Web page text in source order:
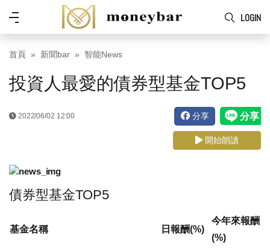
Skip to main content
LOGIN
功
能
表
首頁 新聞bar 智能News
投資人最愛的債券型基金TOP5
2022/06/02 12:00 分享
開始朗讀
債券型基金TOP5
基金名稱 日報酬(%)
今年來報酬
(%)